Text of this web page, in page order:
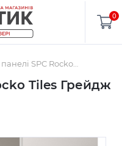
0
Tiles Грейдж